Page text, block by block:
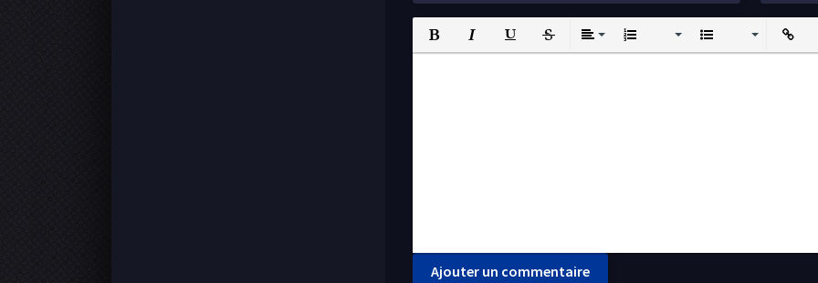
Bold Italic UnderlineStrikethrough
AlignOrdered List Unordered ListInsert
Ajouter un commentaire